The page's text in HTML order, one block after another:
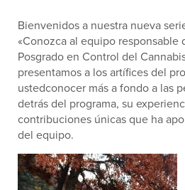
Bienvenidos a nuestra nueva
«Conozca al equipo responsable
Posgrado en Control del
presentamos a los artífices del
ustedconocer más a fondo a las
detrás del programa, su
contribuciones únicas que ha
del equipo.